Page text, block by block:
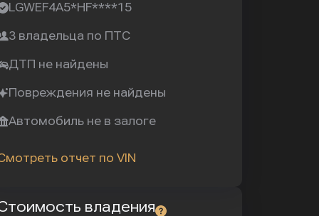
LGWEF4A5*HF****15
3 владельца по ПТС
ДТП не найдены
Повреждения не найдены
Автомобиль не в залоге
отчет по VIN
владения